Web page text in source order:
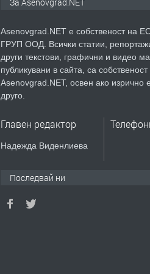
Asenovgrad.NET е собственост на
ГРУП ООД. Всички статии,
други текстови, графични и видео
публикувани в сайта, са собственост
Asenovgrad.NET, освен ако изрично
друго.
Главен редактор
Надежда Виденлиева
Последвай ни